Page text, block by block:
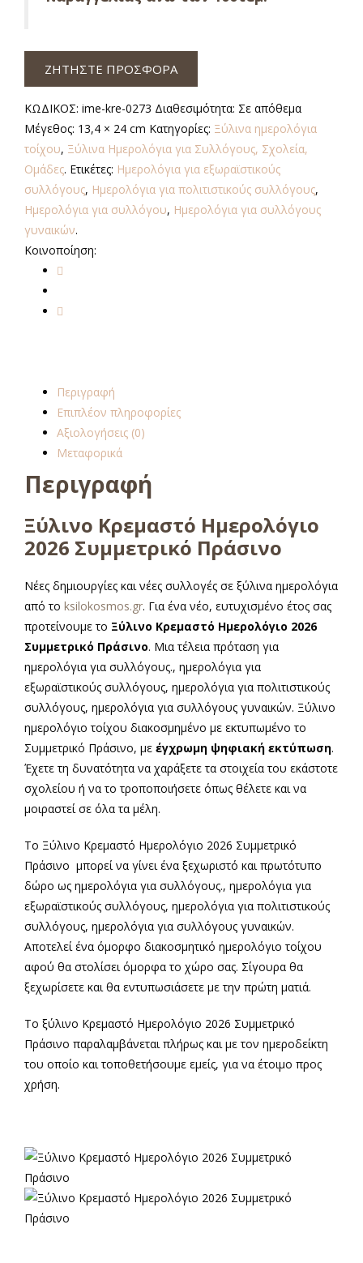
ΖΗΤΗΣΤΕ ΠΡΟΣΦΟΡΑ
ΚΩΔΙΚΟΣ: ime-kre-0273 Διαθεσιμότητα: Σε απόθεμα
Μέγεθος: 13,4 × 24 cm Κατηγορίες: Ξύλινα ημερολόγια
τοίχου, Ξύλινα Ημερολόγια για Συλλόγους, Σχολεία,
Ομάδες. Ετικέτες: Ημερολόγια για εξωραϊστικούς
συλλόγους, Ημερολόγια για πολιτιστικούς συλλόγους,
Ημερολόγια για συλλόγου, Ημερολόγια για συλλόγους
γυναικών.
Κοινοποίηση:
Περιγραφή
Επιπλέον πληροφορίες
Αξιολογήσεις (0)
Μεταφορικά
Περιγραφή
Ξύλινο Κρεμαστό Ημερολόγιο
2026 Συμμετρικό Πράσινο
Νέες δημιουργίες και νέες συλλογές σε ξύλινα ημερολόγια
από το ksilokosmos.gr. Για ένα νέο, ευτυχισμένο έτος σας
προτείνουμε το Ξύλινο Κρεμαστό Ημερολόγιο 2026
Συμμετρικό Πράσινο. Μια τέλεια πρόταση για
ημερολόγια για συλλόγους., ημερολόγια για
εξωραϊστικούς συλλόγους, ημερολόγια για πολιτιστικούς
συλλόγους, ημερολόγια για συλλόγους γυναικών. Ξύλινο
ημερολόγιο τοίχου διακοσμημένο με εκτυπωμένο το
Συμμετρικό Πράσινο, με έγχρωμη ψηφιακή εκτύπωση.
Έχετε τη δυνατότητα να χαράξετε τα στοιχεία του εκάστοτε
σχολείου ή να το τροποποιήσετε όπως θέλετε και να
μοιραστεί σε όλα τα μέλη.
Το Ξύλινο Κρεμαστό Ημερολόγιο 2026 Συμμετρικό
Πράσινο μπορεί να γίνει ένα ξεχωριστό και πρωτότυπο
δώρο ως ημερολόγια για συλλόγους., ημερολόγια για
εξωραϊστικούς συλλόγους, ημερολόγια για πολιτιστικούς
συλλόγους, ημερολόγια για συλλόγους γυναικών.
Αποτελεί ένα όμορφο διακοσμητικό ημερολόγιο τοίχου
αφού θα στολίσει όμορφα το χώρο σας. Σίγουρα θα
ξεχωρίσετε και θα εντυπωσιάσετε με την πρώτη ματιά.
Το ξύλινο Κρεμαστό Ημερολόγιο 2026 Συμμετρικό
Πράσινο παραλαμβάνεται πλήρως και με τον ημεροδείκτη
του οποίο και τοποθετήσουμε εμείς, για να έτοιμο προς
χρήση.